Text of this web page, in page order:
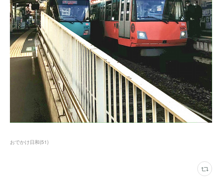
おでかけ日和(51)